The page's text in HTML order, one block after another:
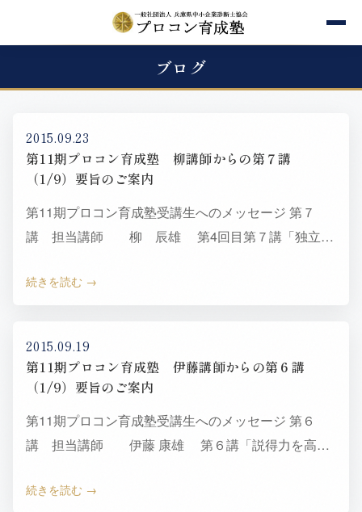
ブログ
2015.09.23
第11期プロコン育成塾 柳講師からの第７講
（1/9）要旨のご案内
第11期プロコン育成塾受講生へのメッセージ 第７
講 担当講師 柳 辰雄 第4回目第７講「独立
ます柳辰雄で…
続きを読む
2015.09.19
第11期プロコン育成塾 伊藤講師からの第６講
（1/9）要旨のご案内
第11期プロコン育成塾受講生へのメッセージ 第６
講 担当講師 伊藤 康雄 第６講「説得力を高め
レゼンテーショ…
続きを読む